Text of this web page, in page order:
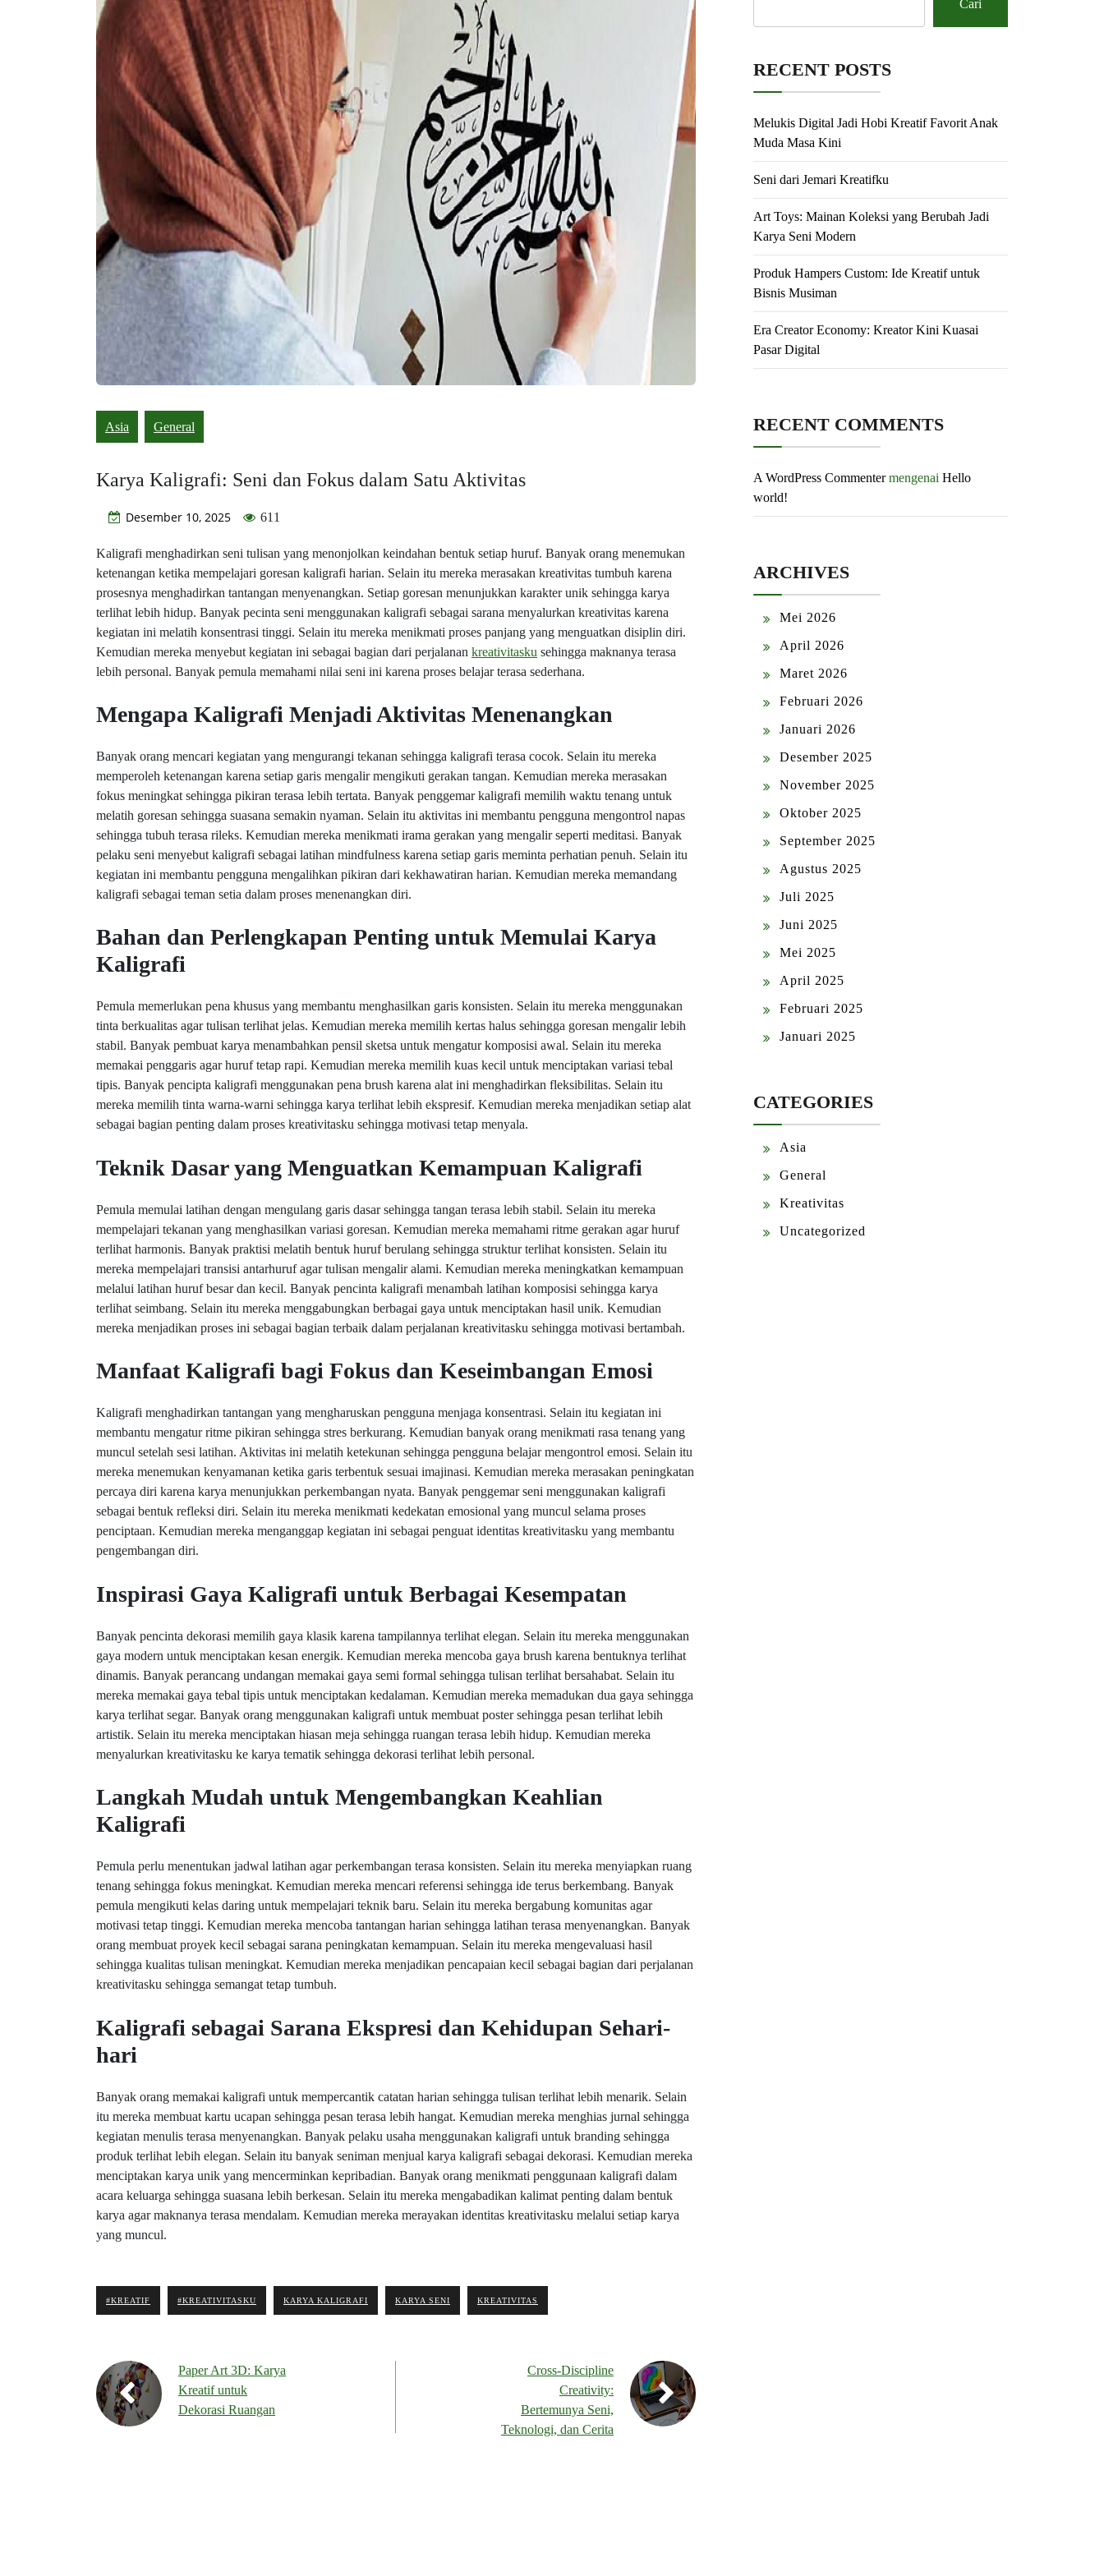
Asia General
Karya Kaligrafi: Seni dan Fokus dalam Satu Aktivitas
Desember 10, 2025 611
Kaligrafi menghadirkan seni tulisan yang menonjolkan keindahan bentuk setiap huruf. Banyak orang menemukan
ketenangan ketika mempelajari goresan kaligrafi harian. Selain itu mereka merasakan kreativitas tumbuh karena
prosesnya menghadirkan tantangan menyenangkan. Setiap goresan menunjukkan karakter unik sehingga karya
terlihat lebih hidup. Banyak pecinta seni menggunakan kaligrafi sebagai sarana menyalurkan kreativitas karena
kegiatan ini melatih konsentrasi tinggi. Selain itu mereka menikmati proses panjang yang menguatkan disiplin diri.
Kemudian mereka menyebut kegiatan ini sebagai bagian dari perjalanan kreativitasku sehingga maknanya terasa
lebih personal. Banyak pemula memahami nilai seni ini karena proses belajar terasa sederhana.
Mengapa Kaligrafi Menjadi Aktivitas Menenangkan
Banyak orang mencari kegiatan yang mengurangi tekanan sehingga kaligrafi terasa cocok. Selain itu mereka
memperoleh ketenangan karena setiap garis mengalir mengikuti gerakan tangan. Kemudian mereka merasakan
fokus meningkat sehingga pikiran terasa lebih tertata. Banyak penggemar kaligrafi memilih waktu tenang untuk
melatih goresan sehingga suasana semakin nyaman. Selain itu aktivitas ini membantu pengguna mengontrol napas
sehingga tubuh terasa rileks. Kemudian mereka menikmati irama gerakan yang mengalir seperti meditasi. Banyak
pelaku seni menyebut kaligrafi sebagai latihan mindfulness karena setiap garis meminta perhatian penuh. Selain itu
kegiatan ini membantu pengguna mengalihkan pikiran dari kekhawatiran harian. Kemudian mereka memandang
kaligrafi sebagai teman setia dalam proses menenangkan diri.
Bahan dan Perlengkapan Penting untuk Memulai Karya
Kaligrafi
Pemula memerlukan pena khusus yang membantu menghasilkan garis konsisten. Selain itu mereka menggunakan
tinta berkualitas agar tulisan terlihat jelas. Kemudian mereka memilih kertas halus sehingga goresan mengalir lebih
stabil. Banyak pembuat karya menambahkan pensil sketsa untuk mengatur komposisi awal. Selain itu mereka
memakai penggaris agar huruf tetap rapi. Kemudian mereka memilih kuas kecil untuk menciptakan variasi tebal
tipis. Banyak pencipta kaligrafi menggunakan pena brush karena alat ini menghadirkan fleksibilitas. Selain itu
mereka memilih tinta warna-warni sehingga karya terlihat lebih ekspresif. Kemudian mereka menjadikan setiap alat
sebagai bagian penting dalam proses kreativitasku sehingga motivasi tetap menyala.
Teknik Dasar yang Menguatkan Kemampuan Kaligrafi
Pemula memulai latihan dengan mengulang garis dasar sehingga tangan terasa lebih stabil. Selain itu mereka
mempelajari tekanan yang menghasilkan variasi goresan. Kemudian mereka memahami ritme gerakan agar huruf
terlihat harmonis. Banyak praktisi melatih bentuk huruf berulang sehingga struktur terlihat konsisten. Selain itu
mereka mempelajari transisi antarhuruf agar tulisan mengalir alami. Kemudian mereka meningkatkan kemampuan
melalui latihan huruf besar dan kecil. Banyak pencinta kaligrafi menambah latihan komposisi sehingga karya
terlihat seimbang. Selain itu mereka menggabungkan berbagai gaya untuk menciptakan hasil unik. Kemudian
mereka menjadikan proses ini sebagai bagian terbaik dalam perjalanan kreativitasku sehingga motivasi bertambah.
Manfaat Kaligrafi bagi Fokus dan Keseimbangan Emosi
Kaligrafi menghadirkan tantangan yang mengharuskan pengguna menjaga konsentrasi. Selain itu kegiatan ini
membantu mengatur ritme pikiran sehingga stres berkurang. Kemudian banyak orang menikmati rasa tenang yang
muncul setelah sesi latihan. Aktivitas ini melatih ketekunan sehingga pengguna belajar mengontrol emosi. Selain itu
mereka menemukan kenyamanan ketika garis terbentuk sesuai imajinasi. Kemudian mereka merasakan peningkatan
percaya diri karena karya menunjukkan perkembangan nyata. Banyak penggemar seni menggunakan kaligrafi
sebagai bentuk refleksi diri. Selain itu mereka menikmati kedekatan emosional yang muncul selama proses
penciptaan. Kemudian mereka menganggap kegiatan ini sebagai penguat identitas kreativitasku yang membantu
pengembangan diri.
Inspirasi Gaya Kaligrafi untuk Berbagai Kesempatan
Banyak pencinta dekorasi memilih gaya klasik karena tampilannya terlihat elegan. Selain itu mereka menggunakan
gaya modern untuk menciptakan kesan energik. Kemudian mereka mencoba gaya brush karena bentuknya terlihat
dinamis. Banyak perancang undangan memakai gaya semi formal sehingga tulisan terlihat bersahabat. Selain itu
mereka memakai gaya tebal tipis untuk menciptakan kedalaman. Kemudian mereka memadukan dua gaya sehingga
karya terlihat segar. Banyak orang menggunakan kaligrafi untuk membuat poster sehingga pesan terlihat lebih
artistik. Selain itu mereka menciptakan hiasan meja sehingga ruangan terasa lebih hidup. Kemudian mereka
menyalurkan kreativitasku ke karya tematik sehingga dekorasi terlihat lebih personal.
Langkah Mudah untuk Mengembangkan Keahlian
Kaligrafi
Pemula perlu menentukan jadwal latihan agar perkembangan terasa konsisten. Selain itu mereka menyiapkan ruang
tenang sehingga fokus meningkat. Kemudian mereka mencari referensi sehingga ide terus berkembang. Banyak
pemula mengikuti kelas daring untuk mempelajari teknik baru. Selain itu mereka bergabung komunitas agar
motivasi tetap tinggi. Kemudian mereka mencoba tantangan harian sehingga latihan terasa menyenangkan. Banyak
orang membuat proyek kecil sebagai sarana peningkatan kemampuan. Selain itu mereka mengevaluasi hasil
sehingga kualitas tulisan meningkat. Kemudian mereka menjadikan pencapaian kecil sebagai bagian dari perjalanan
kreativitasku sehingga semangat tetap tumbuh.
Kaligrafi sebagai Sarana Ekspresi dan Kehidupan Sehari-
hari
Banyak orang memakai kaligrafi untuk mempercantik catatan harian sehingga tulisan terlihat lebih menarik. Selain
itu mereka membuat kartu ucapan sehingga pesan terasa lebih hangat. Kemudian mereka menghias jurnal sehingga
kegiatan menulis terasa menyenangkan. Banyak pelaku usaha menggunakan kaligrafi untuk branding sehingga
produk terlihat lebih elegan. Selain itu banyak seniman menjual karya kaligrafi sebagai dekorasi. Kemudian mereka
menciptakan karya unik yang mencerminkan kepribadian. Banyak orang menikmati penggunaan kaligrafi dalam
acara keluarga sehingga suasana lebih berkesan. Selain itu mereka mengabadikan kalimat penting dalam bentuk
karya agar maknanya terasa mendalam. Kemudian mereka merayakan identitas kreativitasku melalui setiap karya
yang muncul.
#KREATIF #KREATIVITASKU KARYA KALIGRAFI KARYA SENI KREATIVITAS
Paper Art 3D: Karya
Kreatif untuk
Dekorasi Ruangan
Cross-Discipline
Creativity:
Bertemunya Seni,
Teknologi, dan Cerita
Cari
RECENT POSTS
Melukis Digital Jadi Hobi Kreatif Favorit Anak
Muda Masa Kini
Seni dari Jemari Kreatifku
Art Toys: Mainan Koleksi yang Berubah Jadi
Karya Seni Modern
Produk Hampers Custom: Ide Kreatif untuk
Bisnis Musiman
Era Creator Economy: Kreator Kini Kuasai
Pasar Digital
RECENT COMMENTS
A WordPress Commentermengenai Hello
world!
ARCHIVES
Mei 2026
April 2026
Maret 2026
Februari 2026
Januari 2026
Desember 2025
November 2025
Oktober 2025
September 2025
Agustus 2025
Juli 2025
Juni 2025
Mei 2025
April 2025
Februari 2025
Januari 2025
CATEGORIES
Asia
General
Kreativitas
Uncategorized